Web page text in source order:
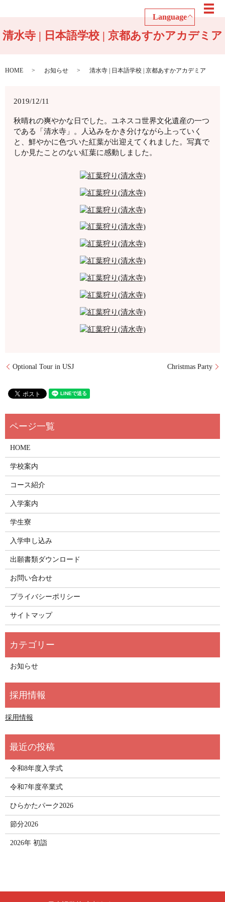
Language
メ
清水寺 | 日本語学校 | 京都あすかアカデミア
HOME お知らせ 清水寺 | 日本語学校 | 京都あすかアカデミア
2019/12/11
秋晴れの爽やかな日でした。ユネスコ世界文化遺産の一つ
である「清水寺」。人込みをかき分けながら上っていく
と、鮮やかに色づいた紅葉が出迎えてくれました。写真で
しか見たことのない紅葉に感動しました。
Optional Tour in USJ Christmas Party
HOME
学校案内
コース紹介
入学案内
学生寮
入学申し込み
出願書類ダウンロード
お問い合わせ
プライバシーポリシー
サイトマップ
お知らせ
採用情報
令和8年度入学式
令和7年度卒業式
ひらかたパーク2026
節分2026
2026年 初詣